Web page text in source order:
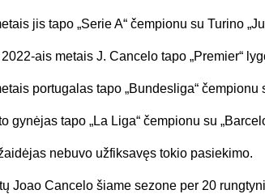
jis tapo „Serie A“ čempionu su Turino
ais metais J. Cancelo tapo „Premier“
portugalas tapo „Bundesliga“ čempionu
gynėjas tapo „La Liga“ čempionu su
nebuvo užfiksavęs tokio pasiekimo.
Joao Cancelo šiame sezone per 20